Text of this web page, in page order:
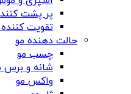
پر پشت
تقویت کننده
حالت دهنده مو
چسب مو
شانه‌ و برس
واکس مو